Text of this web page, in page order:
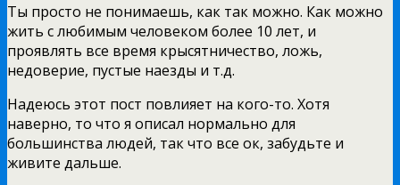
Ты просто не понимаешь, как так можно. Как можно
жить с любимым человеком более 10 лет, и
проявлять все время крысятничество, ложь,
недоверие, пустые наезды и т.д.
Надеюсь этот пост повлияет на кого-то. Хотя
наверно, то что я описал нормально для
большинства людей, так что все ок, забудьте и
живите дальше.